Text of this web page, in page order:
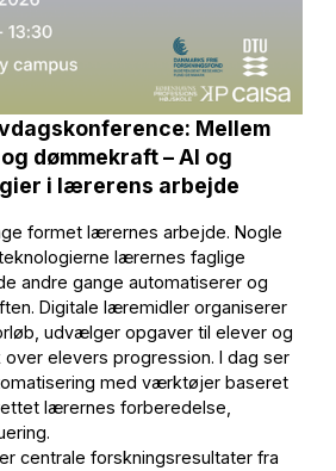
Mellem
dømmekraft – AI og
i lærerens arbejde
formet lærernes arbejde. Nogle
lærernes faglige
andre gange automatiserer og
Digitale læremidler organiserer
udvælger opgaver til elever og
elevers progression. I dag ser
med værktøjer baseret
lærernes forberedelse,
centrale forskningsresultater fra